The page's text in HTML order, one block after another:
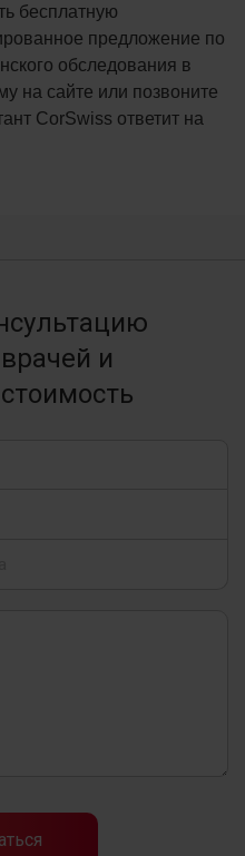
бесплатную
предложение по
обследования в
на сайте или позвоните
CorSwiss ответит на
и